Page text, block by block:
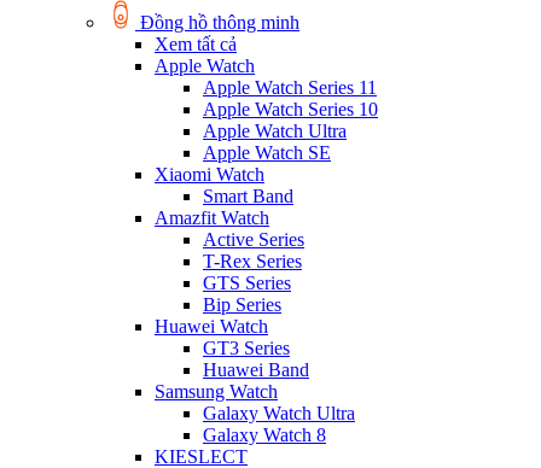
Đồng hồ thông minh
Xem tất cả
Apple Watch
Apple Watch Series 11
Apple Watch Series 10
Apple Watch Ultra
Apple Watch SE
Xiaomi Watch
Smart Band
Amazfit Watch
Active Series
T-Rex Series
GTS Series
Bip Series
Huawei Watch
GT3 Series
Huawei Band
Samsung Watch
Galaxy Watch Ultra
Galaxy Watch 8
KIESLECT